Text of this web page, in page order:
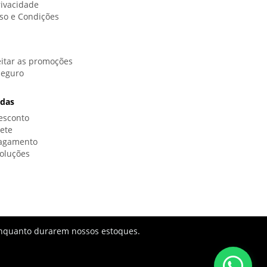
e Condições
as promoções
durarem nossos estoques.